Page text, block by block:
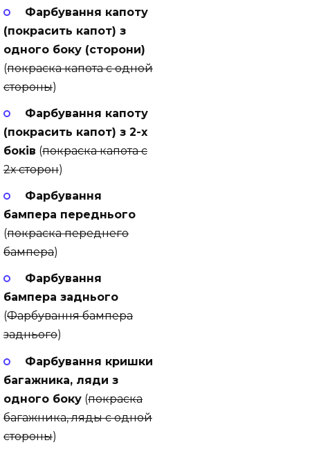
Фарбування капоту
(покрасить капот) з
одного боку (сторони)
(покраска капота с одной
стороны)
Фарбування капоту
(покрасить капот) з 2-х
боків (покраска капота с
2х сторон)
Фарбування
бампера переднього
(покраска переднего
бампера)
Фарбування
бампера заднього
(Фарбування бампера
заднього)
Фарбування кришки
багажника, ляди з
одного боку (покраска
багажника, ляды с одной
стороны)